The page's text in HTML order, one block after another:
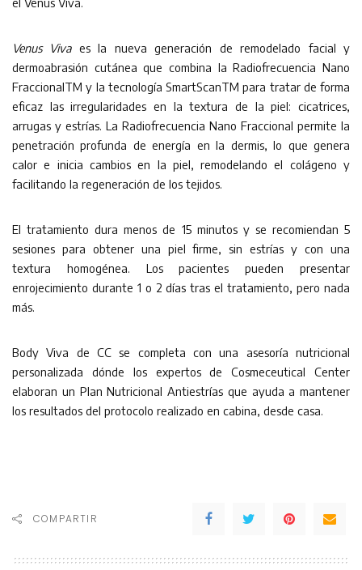
Venus Vivaes la nueva generación de remodelado facial y
dermoabrasión cutánea que combina la Radiofrecuencia Nano
FraccionalTM y la tecnología SmartScanTM para tratar de forma
eficaz las irregularidades en la textura de la piel: cicatrices,
arrugas y estrías. La Radiofrecuencia Nano Fraccional permite la
penetración profunda de energía en la dermis, lo que genera
calor e inicia cambios en la piel, remodelando el colágeno y
facilitando la regeneración de los tejidos.
El tratamiento dura menos de 15 minutos y se recomiendan 5
sesiones para obtener una piel firme, sin estrías y con una
textura homogénea. Los pacientes pueden presentar
enrojecimiento durante 1 o 2 días tras el tratamiento, pero nada
más.
Body Viva de CC se completa con una asesoría nutricional
personalizada dónde los expertos de Cosmeceutical Center
elaboran un Plan Nutricional Antiestrías que ayuda a mantener
los resultados del protocolo realizado en cabina, desde casa.
COMPARTIR